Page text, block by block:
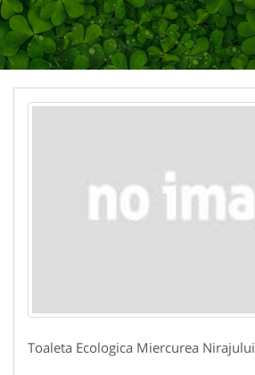
Toaleta Ecologica Miercurea Nirajului